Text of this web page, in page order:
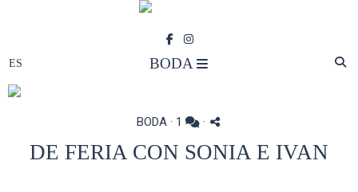
BODA
BODA · 1 ·
DE FERIA CON SONIA E IVAN